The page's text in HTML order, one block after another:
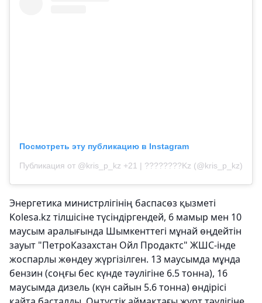
Посмотреть эту публикацию в Instagram
Публикация от @kris_p_kz +21 | ????????Kz (@kris_p_kz)
Энергетика министрлігінің баспасөз қызметі
Kolesa.kz тілшісіне түсіндіргендей, 6 мамыр мен 10
маусым аралығында Шымкенттегі мұнай өңдейтін
зауыт "ПетроКазахстан Ойл Продактс" ЖШС-інде
жоспарлы жөндеу жүргізілген. 13 маусымда мұнда
бензин (соңғы бес күнде тәулігіне 6.5 тонна), 16
маусымда дизель (күн сайын 5.6 тонна) өндірісі